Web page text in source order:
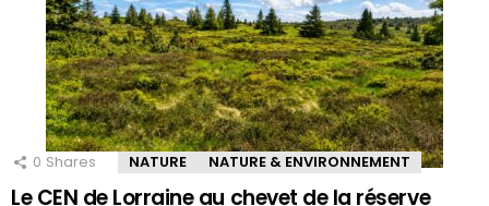
0 Shares NATURE NATURE & ENVIRONNEMENT
Le CEN de Lorraine au chevet de la réserve